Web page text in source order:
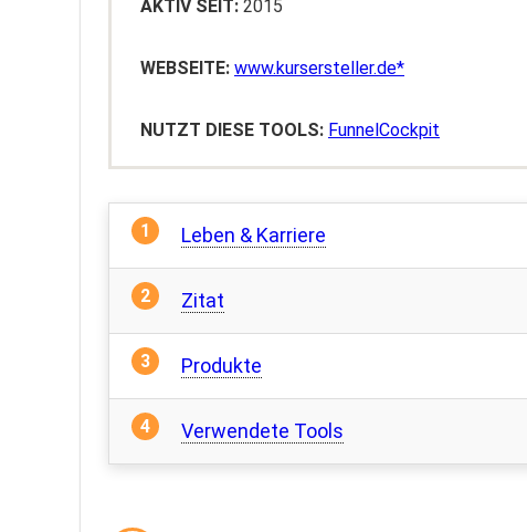
AKTIV SEIT: 2015
WEBSEITE: www.kursersteller.de
NUTZT DIESE TOOLS: FunnelCockpit
Leben & Karriere
Zitat
Produkte
Verwendete Tools